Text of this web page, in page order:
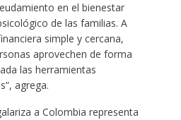
en el bienestar
de las familias. A
simple y cercana,
aprovechen de forma
las herramientas
agrega.
a Colombia representa